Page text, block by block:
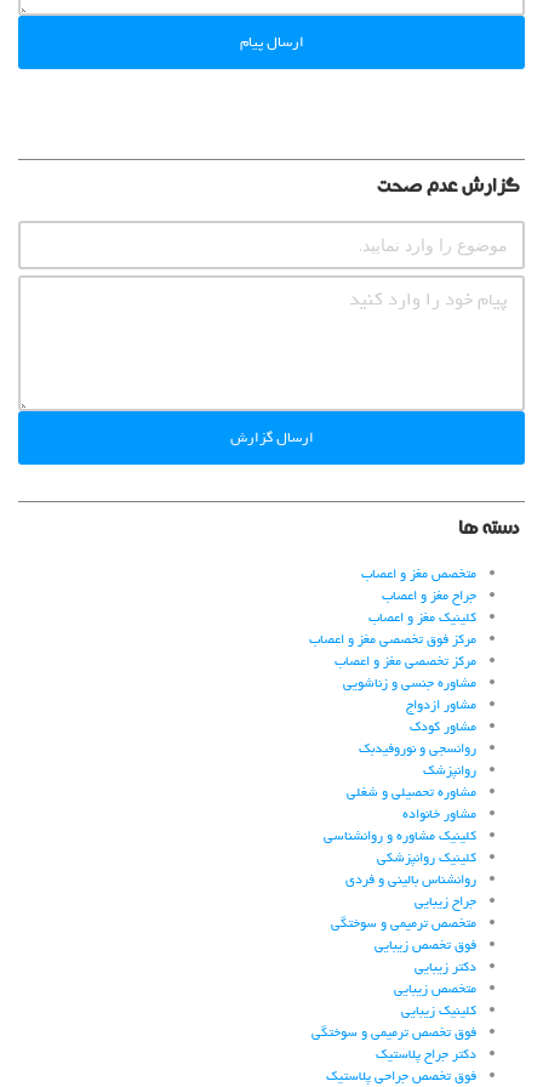
ارسال پیام
گزارش عدم صحت
ارسال گزارش
دسته ها
متخصص مغز و اعصاب
جراح مغز و اعصاب
کلینیک مغز و اعصاب
مرکز فوق تخصصی مغز و اعصاب
مرکز تخصصی مغز و اعصاب
مشاوره جنسی و زناشویی
مشاور ازدواج
مشاور کودک
روانسجی و نوروفیدبک
روانپزشک
مشاوره تحصیلی و شغلی
مشاور خانواده
کلینیک مشاوره و روانشناسی
کلینیک روانپزشکی
روانشناس بالینی و فردی
جراح زیبایی
متخصص ترمیمی و سوختگی
فوق تخصص زیبایی
دکتر زیبایی
متخصص زیبایی
کلینیک زیبایی
فوق تخصص ترمیمی و سوختگی
دکتر جراح پلاستیک
فوق تخصص جراحی پلاستیک